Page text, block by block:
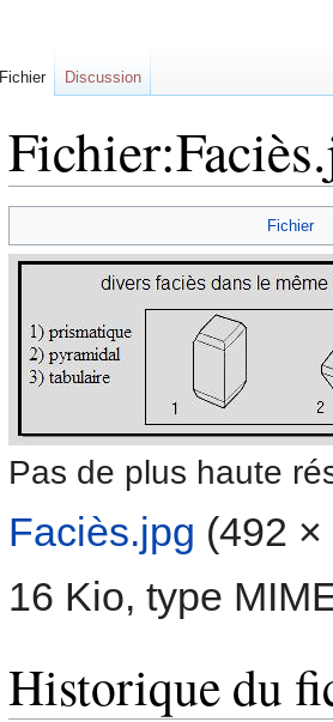
Fichier
Pas de plus haute
Faciès.jpg (492
16 Kio, type
Historique du
Fichier Discussion